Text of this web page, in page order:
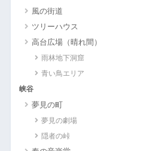
風の街道
ツリーハウス
高台広場（晴れ間）
雨林地下洞窟
青い鳥エリア
峡谷
夢見の町
夢見の劇場
隠者の峠